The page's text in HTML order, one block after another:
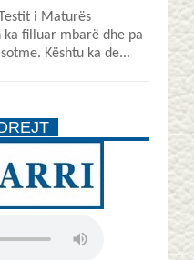
i Maturës
ka filluar mbarë dhe pa
Kështu ka de...